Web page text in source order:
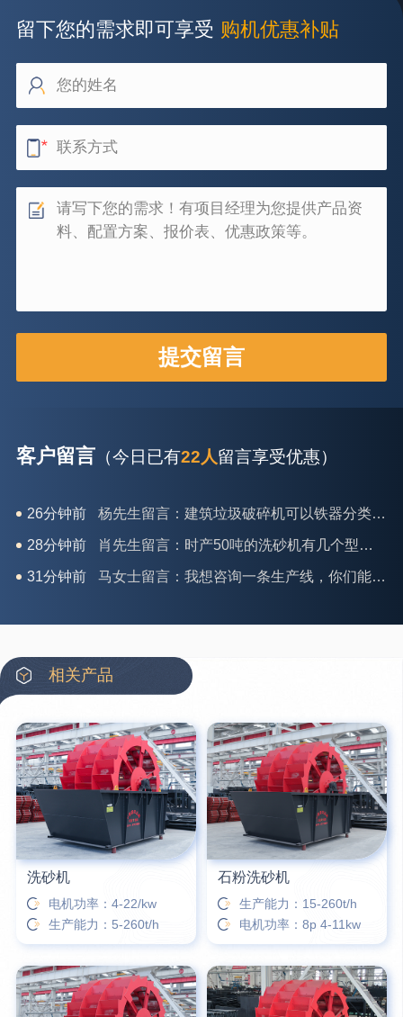
留下您的需求即可享受 购机优惠补贴
客户留言 （今日已有22人留言享受优惠）
26分钟前 杨先生留言：建筑垃圾破碎机可以铁器分类吗？
28分钟前 肖先生留言：时产50吨的洗砂机有几个型号？
31分钟前 马女士留言：我想咨询一条生产线，你们能做吗？
蒋先生留言：硬岩颚式破碎机带不带电机？
3分钟前 王先生留言：水泥厂熟料能破碎吗？推荐用什么机器？
6分钟前 姚女士留言：这款破碎机一小时产能多大？是用电的还是燃油的？
12分钟前 宋先生留言：50吨左右的制砂机大概什么价位？
16分钟前 柳先生留言：洗石英砂全套设备有哪些？
相关产品
洗砂机
电机功率：4-22/kw
生产能力：5-260t/h
石粉洗砂机
生产能力：15-260t/h
电机功率：8p 4-11kw